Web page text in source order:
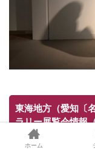
東海地方（愛知〔
ラリー展覧会情報
ホーム